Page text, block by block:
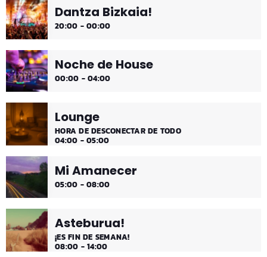
¡Toda la música!Dantza Bizkaia!
20:00 - 00:00
Noche de House
00:00 - 04:00
Lounge
HORA DE DESCONECTAR DE TODO
04:00 - 05:00
Mi Amanecer
05:00 - 08:00
Asteburua!
¡ES FIN DE SEMANA!
08:00 - 14:00